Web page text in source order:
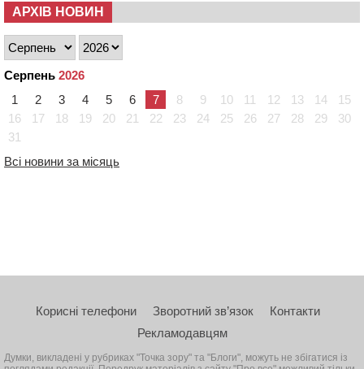
АРХІВ НОВИН
Серпень 2026
1
2 3 4 5 6 7 8 9 10 11 12 13 14
15
16
17 18 19 20 21 22 23 24 25 26 27 28 29
30
31
Всі новини за місяць
Корисні телефони Зворотний зв’язок
Контакти
Рекламодавцям
Думки, викладені у рубриках "Точка зору" та "Блоги", можуть не збігатися із